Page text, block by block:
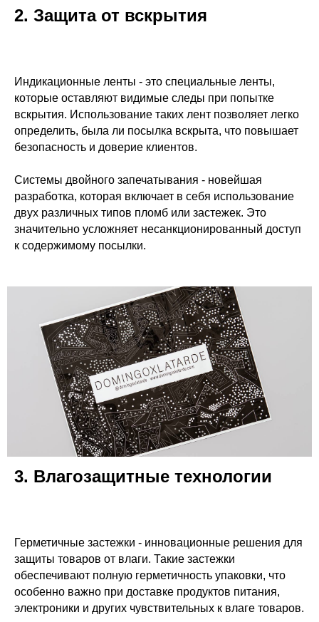
2. Защита от вскрытия
Индикационные ленты - это специальные ленты,
которые оставляют видимые следы при попытке
вскрытия. Использование таких лент позволяет легко
определить, была ли посылка вскрыта, что повышает
безопасность и доверие клиентов.
Системы двойного запечатывания - новейшая
разработка, которая включает в себя использование
двух различных типов пломб или застежек. Это
значительно усложняет несанкционированный доступ
к содержимому посылки.
3. Влагозащитные технологии
Герметичные застежки - инновационные решения для
защиты товаров от влаги. Такие застежки
обеспечивают полную герметичность упаковки, что
особенно важно при доставке продуктов питания,
электроники и других чувствительных к влаге товаров.